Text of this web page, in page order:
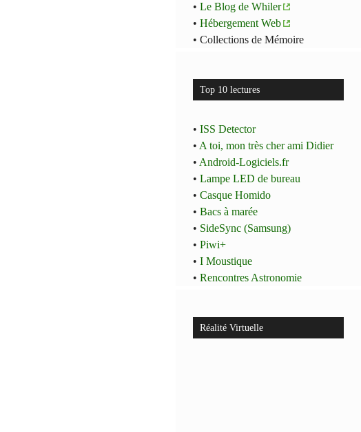
•Le Blog de Whiler
•Hébergement Web
• Collections de Mémoire
Top 10 lectures
•ISS Detector
• A toi, mon très cher ami Didier
• Android-Logiciels.fr
•Lampe LED de bureau
•Casque Homido
•Bacs à marée
• SideSync (Samsung)
•Piwi+
•I Moustique
•Rencontres Astronomie
Réalité Virtuelle